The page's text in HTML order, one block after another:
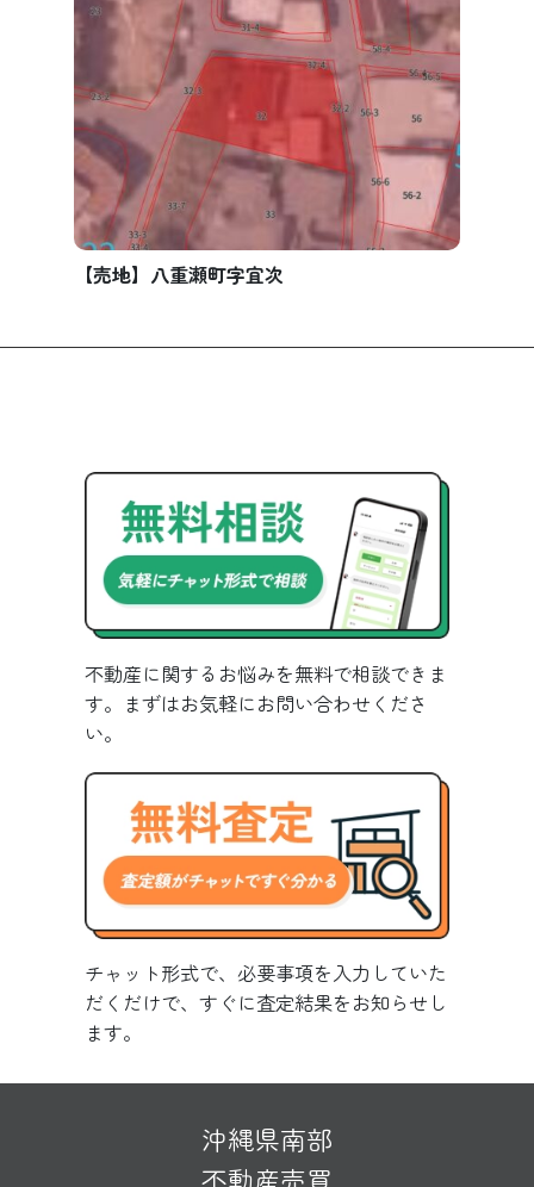
【売地】八重瀬町字宜次
不動産に関するお悩みを無料で相談できま
す。まずはお気軽にお問い合わせくださ
い。
チャット形式で、必要事項を入力していた
だくだけで、すぐに査定結果をお知らせし
ます。
沖縄県南部